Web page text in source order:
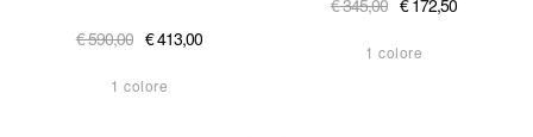
€ 590,00 € 413,00
1 colore
€ 345,00 € 172,50
1 colore